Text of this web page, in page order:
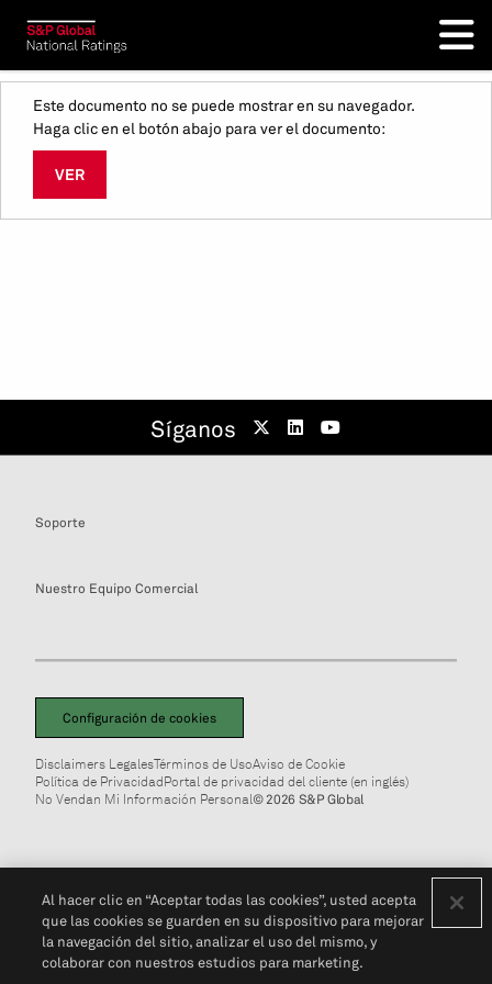
Este documento no se puede mostrar en su navegador.
Haga clic en el botón abajo para ver el documento:
VER
Síganos
Soporte
Nuestro Equipo Comercial
Configuración de cookies
Disclaimers LegalesTérminos de UsoAviso de Cookie
Política de PrivacidadPortal de privacidad del cliente (en inglés)
No Vendan Mi Información Personal© 2026 S&P Global
Al hacer clic en “Aceptar todas las cookies”, usted acepta
que las cookies se guarden en su dispositivo para mejorar
la navegación del sitio, analizar el uso del mismo, y
colaborar con nuestros estudios para marketing.